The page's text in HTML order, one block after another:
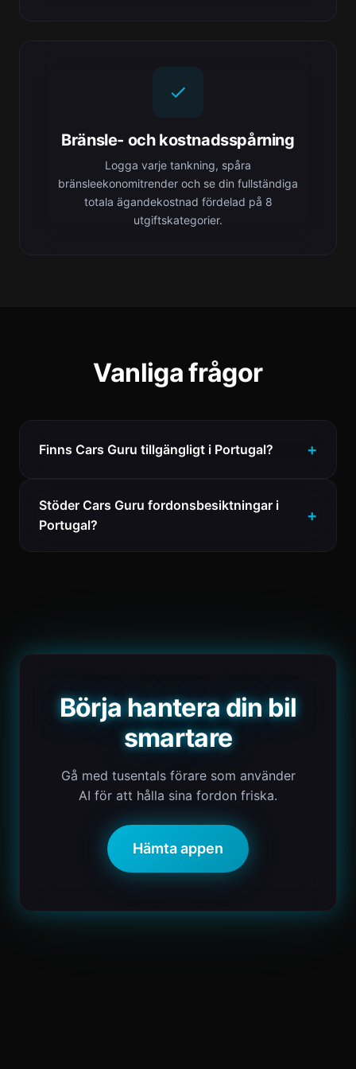
Bränsle- och kostnadsspårning
Logga varje tankning, spåra
bränsleekonomitrender och se din fullständiga
totala ägandekostnad fördelad på 8
utgiftskategorier.
Vanliga frågor
Finns Cars Guru tillgängligt i Portugal?
Stöder Cars Guru fordonsbesiktningar i
Portugal?
Börja hantera din bil
smartare
Gå med tusentals förare som använder
AI för att hålla sina fordon friska.
Hämta appen